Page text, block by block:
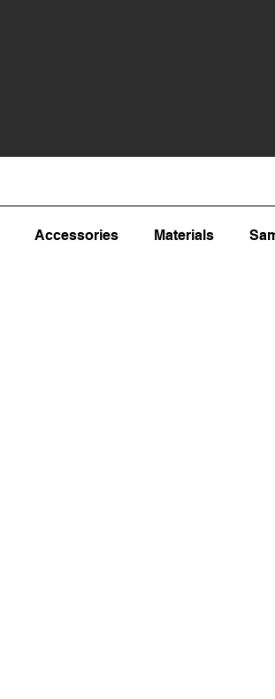
Accessories Materials